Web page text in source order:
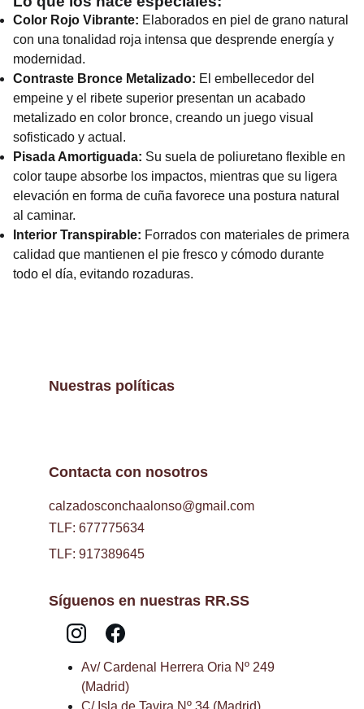
Color Rojo Vibrante: Elaborados en piel de grano natural
con una tonalidad roja intensa que desprende energía y
modernidad.
Contraste Bronce Metalizado: El embellecedor del
empeine y el ribete superior presentan un acabado
metalizado en color bronce, creando un juego visual
sofisticado y actual.
Pisada Amortiguada: Su suela de poliuretano flexible en
color taupe absorbe los impactos, mientras que su ligera
elevación en forma de cuña favorece una postura natural
al caminar.
Interior Transpirable: Forrados con materiales de primera
calidad que mantienen el pie fresco y cómodo durante
todo el día, evitando rozaduras.
Contacta con nosotros
calzadosconchaalonso@gmail.com
Síguenos en nuestras RR.SS
Nuestras políticas
TLF: 677775634
TLF: 917389645
Av/ Cardenal Herrera Oria Nº 249
(Madrid)
C/ Isla de Tavira Nº 34 (Madrid)